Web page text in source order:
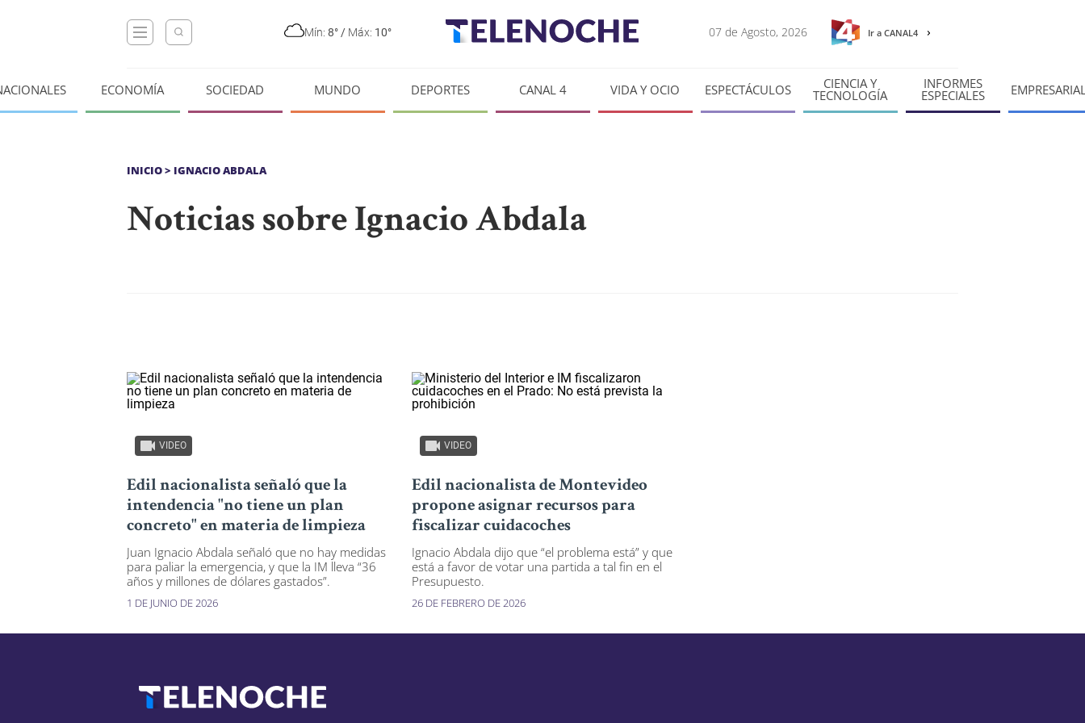
Mín: 8° / Máx: 10° 07 de Agosto, 2026 Ir a CANAL4
ECONOMÍA SOCIEDAD MUNDO DEPORTES CANAL 4 VIDA Y OCIO ESPECTÁCULOS CIENCIA Y
TECNOLOGÍA
INFORMES
ESPECIALES
INICIO> IGNACIO ABDALA
Noticias sobre Ignacio Abdala
VIDEO
Edil nacionalista señaló que la
intendencia "no tiene un plan
concreto" en materia de limpieza
Juan Ignacio Abdala señaló que no hay medidas
para paliar la emergencia, y que la IM lleva “36
años y millones de dólares gastados”.
1 DE JUNIO DE 2026
VIDEO
Edil nacionalista de Montevideo
propone asignar recursos para
fiscalizar cuidacoches
Ignacio Abdala dijo que “el problema está” y que
está a favor de votar una partida a tal fin en el
Presupuesto.
26 DE FEBRERO DE 2026